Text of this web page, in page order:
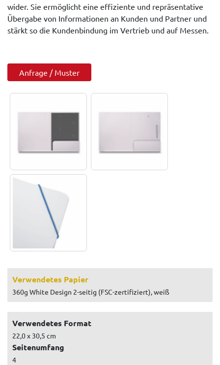
wider. Sie ermöglicht eine effiziente und repräsentative
Übergabe von Informationen an Kunden und Partner und
stärkt so die Kundenbindung im Vertrieb und auf Messen.
Anfrage / Muster
Verwendetes Papier
360g White Design 2-seitig (FSC-zertifiziert), weiß
Verwendetes Format
22,0 x 30,5 cm
Seitenumfang
4